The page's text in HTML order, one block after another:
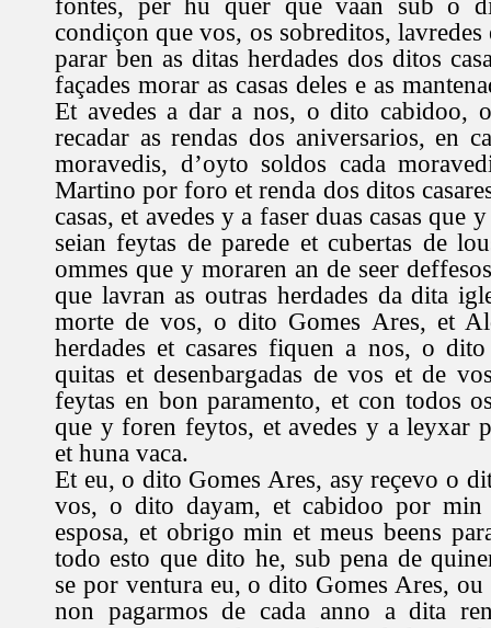
fontes, per hu quer que vaan sub o
condiçon que vos, os sobreditos, lavredes
parar ben as ditas herdades dos ditos
façades morar as casas deles e as
Et avedes a dar a nos, o dito cabidoo,
recadar as rendas dos aniversarios, en
moravedis, d’oyto soldos cada
Martino por foro et renda dos ditos
casas, et avedes y a faser duas casas que
seian feytas de parede et cubertas de
ommes que y moraren an de seer
que lavran as outras herdades da dita
morte de vos, o dito Gomes Ares, et
herdades et casares fiquen a nos, o
quitas et desenbargadas de vos et de
feytas en bon paramento, et con todos
que y foren feytos, et avedes y a leyxar
et huna vaca.
Et eu, o dito Gomes Ares, asy reçevo o
vos, o dito dayam, et cabidoo por
esposa, et obrigo min et meus beens
todo esto que dito he, sub pena de
se por ventura eu, o dito Gomes Ares, ou
non pagarmos de cada anno a dita